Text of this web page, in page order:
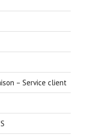
– Service client